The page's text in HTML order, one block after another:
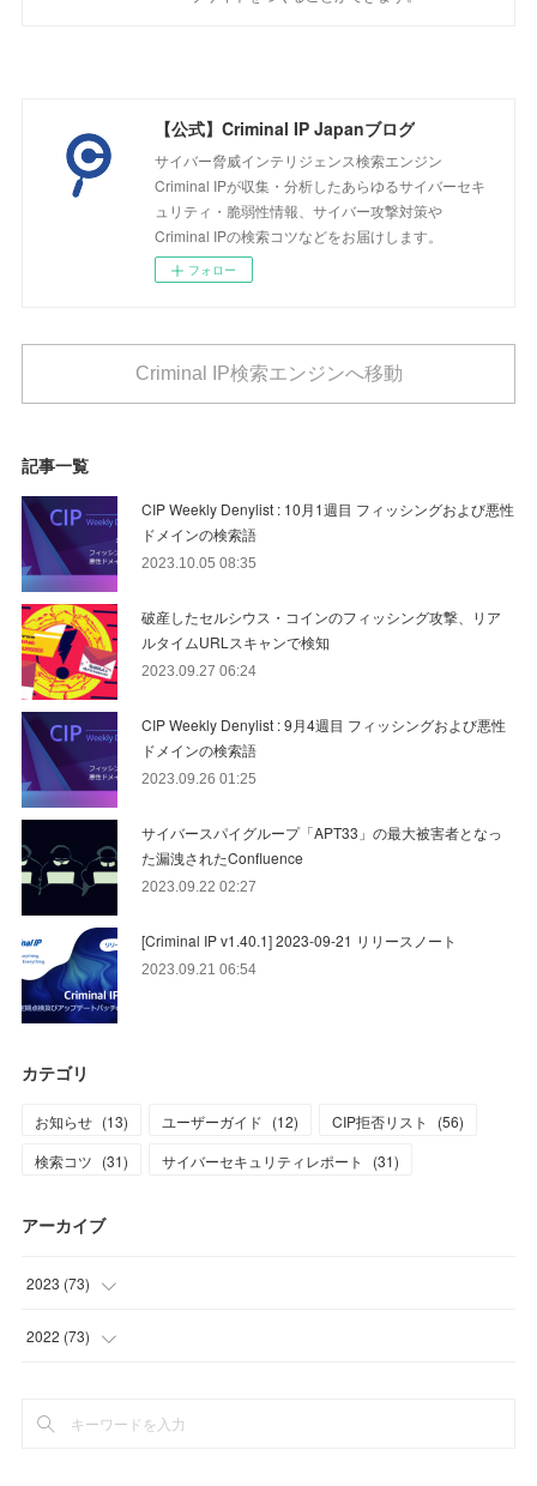
【公式】Criminal IP Japanブログ
サイバー脅威インテリジェンス検索エンジン
Criminal IPが収集・分析したあらゆるサイバーセキ
ュリティ・脆弱性情報、サイバー攻撃対策や
Criminal IPの検索コツなどをお届けします。
フォロー
Criminal IP検索エンジンへ移動
記事一覧
CIP Weekly Denylist : 10月1週目 フィッシングおよび悪性
ドメインの検索語
2023.10.05 08:35
破産したセルシウス・コインのフィッシング攻撃、リア
ルタイムURLスキャンで検知
2023.09.27 06:24
CIP Weekly Denylist : 9月4週目 フィッシングおよび悪性
ドメインの検索語
2023.09.26 01:25
サイバースパイグループ「APT33」の最大被害者となっ
た漏洩されたConfluence
2023.09.22 02:27
[Criminal IP v1.40.1] 2023-09-21 リリースノート
2023.09.21 06:54
カテゴリ
お知らせ (13) ユーザーガイド (12) CIP拒否リスト (56)
検索コツ (31) サイバーセキュリティレポート (31)
アーカイブ
2023 (73)
(1
(
2022 (73)
(